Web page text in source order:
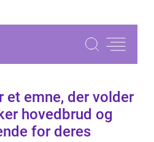
et emne, der volder
hovedbrud og
for deres